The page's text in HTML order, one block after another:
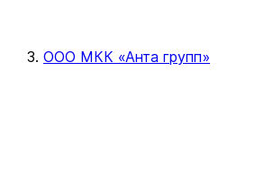
ООО МКК «Анта групп»